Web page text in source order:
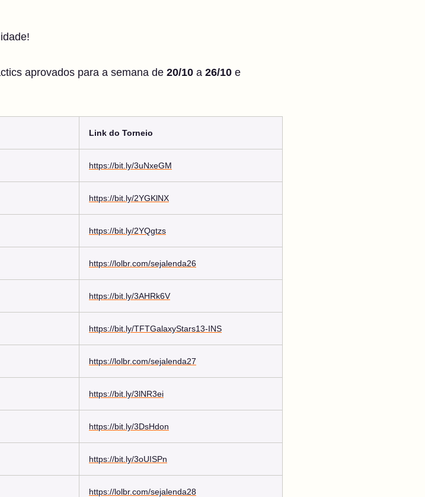
aprovados para a semana de 20/10 a 26/10 e
Link do Torneio
https://bit.ly/3uNxeGM
https://bit.ly/2YGKlNX
https://bit.ly/2YQgtzs
https://lolbr.com/sejalenda26
https://bit.ly/3AHRk6V
https://bit.ly/TFTGalaxyStars13-INS
https://lolbr.com/sejalenda27
https://bit.ly/3lNR3ei
https://bit.ly/3DsHdon
https://bit.ly/3oUISPn
https://lolbr.com/sejalenda28